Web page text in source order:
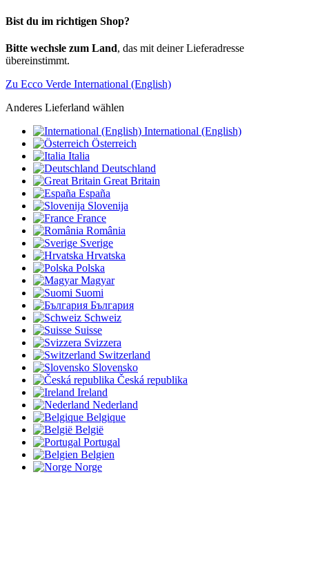
Bist du im richtigen Shop?
Bitte wechsle zum Land, das mit deiner Lieferadresse
übereinstimmt.
Zu Ecco Verde International (English)
Anderes Lieferland wählen
International (English)
Österreich
Italia
Deutschland
Great Britain
España
Slovenija
France
România
Sverige
Hrvatska
Polska
Magyar
Suomi
България
Schweiz
Suisse
Svizzera
Switzerland
Slovensko
Česká republika
Ireland
Nederland
Belgique
België
Portugal
Belgien
Norge